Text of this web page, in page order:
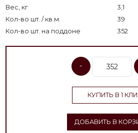
Вес, кг
3,1
Кол-во шт. / кв.м.
39
Кол-во шт. на поддоне
352
-
КУПИТЬ В 1
ДОБАВИТЬ В